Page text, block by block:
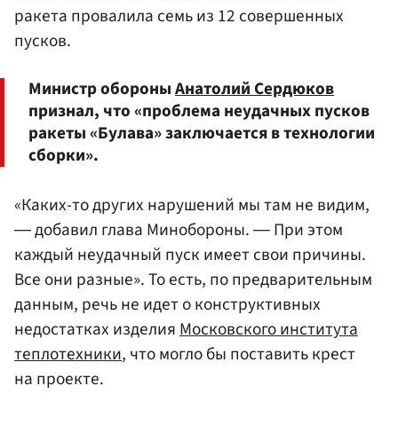
ракета провалила семь из 12 совершенных
пусков.
Министр обороныАнатолий Сердюков
признал, что «проблема неудачных пусков
ракеты «Булава» заключается в технологии
сборки».
«Каких-то других нарушений мы там не видим,
― добавил глава Минобороны. ― При этом
каждый неудачный пуск имеет свои причины.
Все они разные». То есть, по предварительным
данным, речь не идет о конструктивных
недостатках изделияМосковского института
теплотехники, что могло бы поставить крест
на проекте.